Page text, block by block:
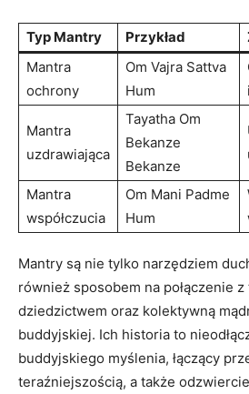
Typ Mantry Przykład
Mantra
ochrony
Om Vajra Sattva
Hum
Mantra
uzdrawiająca
Tayatha Om
Bekanze ​
Bekanze
Mantra
współczucia
Om Mani Padme
Hum
Mantry są nie tylko narzędziem
również sposobem⁤ na połączenie
dziedzictwem oraz kolektywną
buddyjskiej. Ich historia to
⁤buddyjskiego myślenia, łączący
teraźniejszością, a także